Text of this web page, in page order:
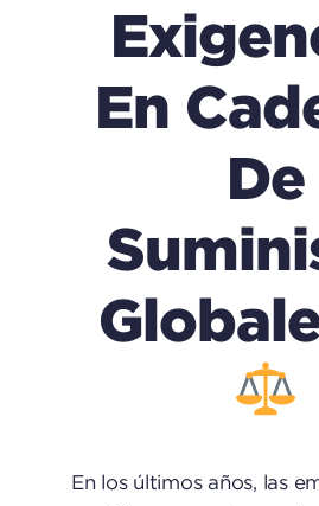
En
De
En los últimos años, las